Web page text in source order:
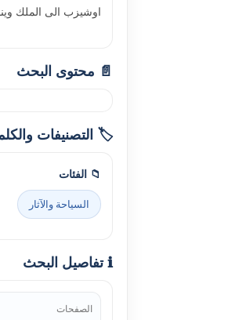
اوشيزب الى الملك
📄 محتوى البحث
🏷️ التصنيفات
📁 الفئات
السياحة والآثار
ℹ️ تفاصيل البحث
الصفحات